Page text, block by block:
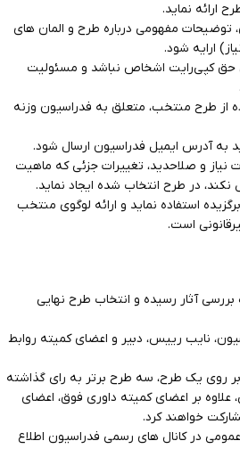
توضیحات مفهومی درباره طرح و المان های
ارایه شود.
حق کپی‌رایت اشخاص نباشد و مسئولیت
از طرح منتخب، متعلق به فدراسیون وزنه
به آدرس ایمیل فدراسیون ارسال شود.
نیاز و صلاحدید، تغییرات جزئی که ماهیت
در طرح انتخاب شده ایجاد نماید.
استفاده نماید و ارائه لوگوی منتخب
است.
آثار رسیده و انتخاب طرح نهایی
نایب رییس، دبیر و اعضای کمیته روابط
روی یک طرح، سه طرح برتر به رای گذاشته
علاوه بر اعضای کمیته داوری فوق، اعضای
خواهند کرد.
در کانال های رسمی فدراسیون اطلاع